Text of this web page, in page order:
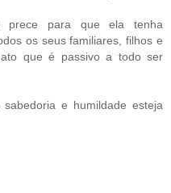
prece para que ela tenha
os seus familiares, filhos e
que é passivo a todo ser
e humildade esteja